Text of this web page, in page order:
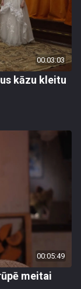
00:03:03
kāzu kleitu
00:05:49
meitai